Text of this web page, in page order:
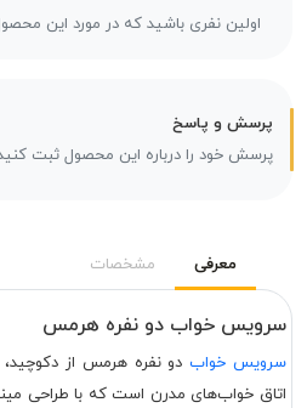
اولین نفری باشید که در مورد این
پرسش و پاسخ
پرسش خود را درباره این محصول ثبت
معرفی مشخصات
سرویس خواب دو نفره هرمس
سرویس خوابدو نفره هرمس از
اتاق خواب‌های مدرن است که با طراحی